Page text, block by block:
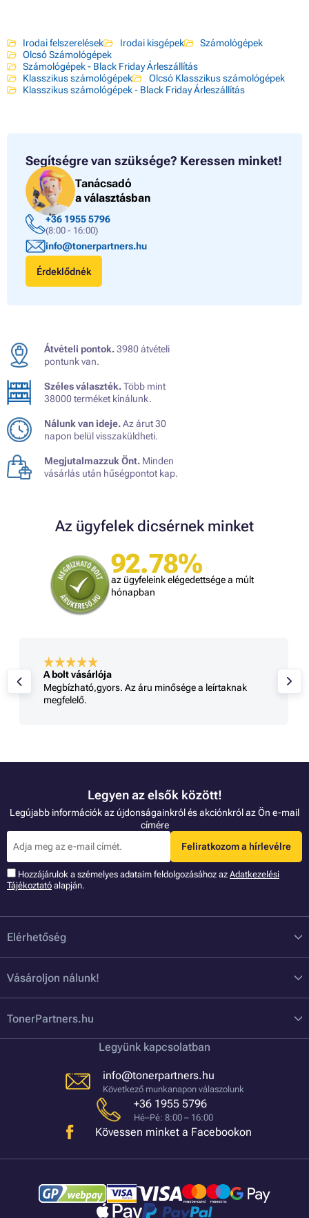
Irodai felszerelések Irodai kisgépek
Számológépek
Olcsó Számológépek
Számológépek - Black Friday Árleszállítás
Klasszikus számológépek
Olcsó Klasszikus számológépek
Klasszikus számológépek - Black Friday Árleszállítás
Segítségre van szüksége? Keressen minket!
Tanácsadó
a választásban
+36 1955 5796
(8:00 - 16:00)
info@tonerpartners.hu
Érdeklődnék
Átvételi pontok.3980 átvételi
pontunk van.
Széles választék.Több mint
38000 terméket kínálunk.
Nálunk van ideje.Az árut 30
napon belül visszaküldheti.
Megjutalmazzuk Önt. Minden
vásárlás után hűségpontot kap.
Az ügyfelek dicsérnek minket
92.78%
az ügyfeleink elégedettsége a múlt
hónapban
A bolt vásárlója
Megbízható,gyors. Az áru minősége a leírtaknak
megfelelő.
Legyen az elsők között!
Legújabb információk az újdonságainkról és akciónkról az Ön e-mail
címére
Feliratkozom a hírlevélre
Hozzájárulok a szémelyes adataim feldolgozásához az Adatkezelési
Tájékoztató alapján.
Elérhetőség
Vásároljon nálunk!
TonerPartners.hu
Legyünk kapcsolatban
info@tonerpartners.hu
Következő munkanapon válaszolunk
+36 1955 5796
Hé–Pé: 8:00 – 16:00
Kövessen minket a Facebookon